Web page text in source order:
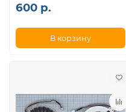
600 р.
В корзину